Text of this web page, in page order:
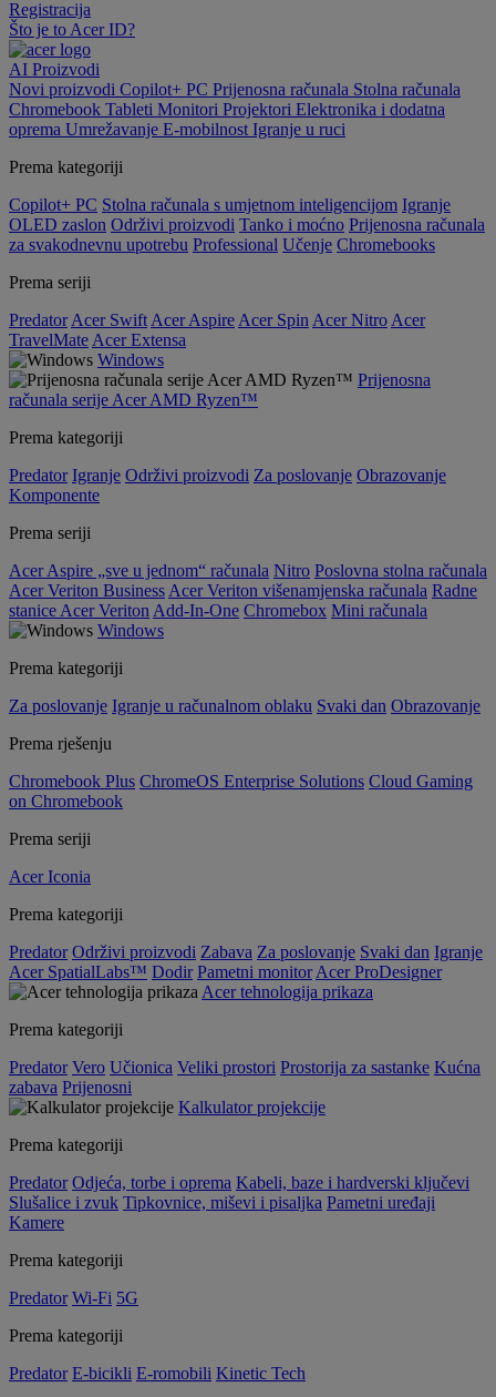
Registracija
Što je to Acer ID?
AI Proizvodi
Novi proizvodi Copilot+ PC Prijenosna računala Stolna računala
Chromebook Tableti Monitori Projektori Elektronika i dodatna
oprema Umrežavanje E-mobilnost Igranje u ruci
Prema kategoriji
Copilot+ PC Stolna računala s umjetnom inteligencijom Igranje
OLED zaslon Održivi proizvodi Tanko i moćno Prijenosna računala
za svakodnevnu upotrebu Professional Učenje Chromebooks
Prema seriji
Predator Acer Swift Acer Aspire Acer Spin Acer Nitro Acer
TravelMate Acer Extensa
Windows
Prijenosna
računala serije Acer AMD Ryzen™
Prema kategoriji
Predator Igranje Održivi proizvodi Za poslovanje Obrazovanje
Komponente
Prema seriji
Acer Aspire „sve u jednom“ računala Nitro Poslovna stolna računala
Acer Veriton Business Acer Veriton višenamjenska računala Radne
stanice Acer Veriton Add-In-One Chromebox Mini računala
Windows
Prema kategoriji
Za poslovanje Igranje u računalnom oblaku Svaki dan Obrazovanje
Prema rješenju
Chromebook Plus ChromeOS Enterprise Solutions Cloud Gaming
on Chromebook
Prema seriji
Acer Iconia
Prema kategoriji
Predator Održivi proizvodi Zabava Za poslovanje Svaki dan Igranje
Acer SpatialLabs™ Dodir Pametni monitor Acer ProDesigner
Acer tehnologija prikaza
Prema kategoriji
Predator Vero Učionica Veliki prostori Prostorija za sastanke Kućna
zabava Prijenosni
Kalkulator projekcije
Prema kategoriji
Predator Odjeća, torbe i oprema Kabeli, baze i hardverski ključevi
Slušalice i zvuk Tipkovnice, miševi i pisaljka Pametni uređaji
Kamere
Prema kategoriji
Predator Wi-Fi 5G
Prema kategoriji
Predator E-bicikli E-romobili Kinetic Tech